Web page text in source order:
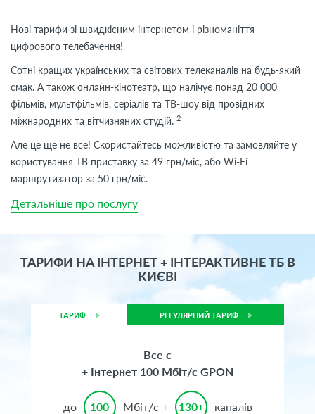
Нові тарифи зі швидкісним інтернетом і різноманіття
цифрового телебачення!
Сотні кращих українських та світових телеканалів на будь-який
смак. А також онлайн-кінотеатр, що налічує понад 20 000
фільмів, мультфільмів, серіалів та ТВ-шоу від провідних
міжнародних та вітчизняних студій. 2
Але це ще не все! Скористайтесь можливістю та замовляйте у
користування ТВ приставку за 49 грн/міс, або Wi-Fi
маршрутизатор за 50 грн/міс.
Детальніше про послугу
ТАРИФИ НА ІНТЕРНЕТ + ІНТЕРАКТИВНЕ ТБ В
КИЄВІ
ТАРИФ РЕГУЛЯРНИЙ ТАРИФ
Все є
+ Інтернет 100 Мбіт/с GPON
до 100 Мбіт/с + 130+ каналів